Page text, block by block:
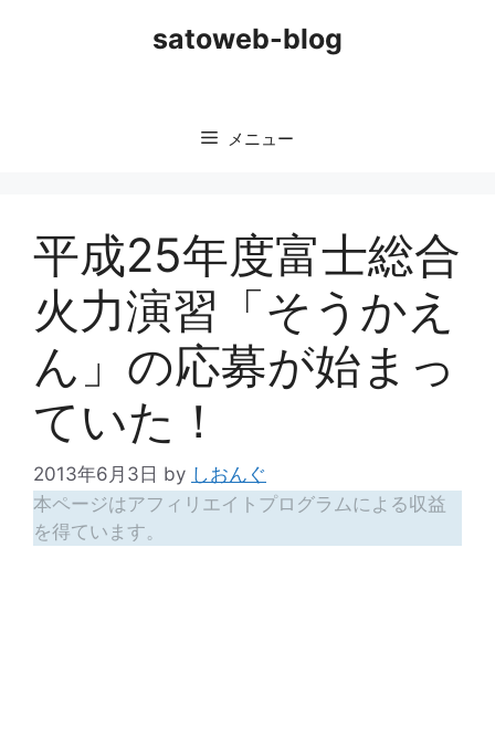
satoweb-blog
メニュー
平成25年度富士総合
火力演習「そうかえ
ん」の応募が始まっ
ていた！
2013年6月3日 by しおんぐ
本ページはアフィリエイトプログラムによる収益
を得ています。